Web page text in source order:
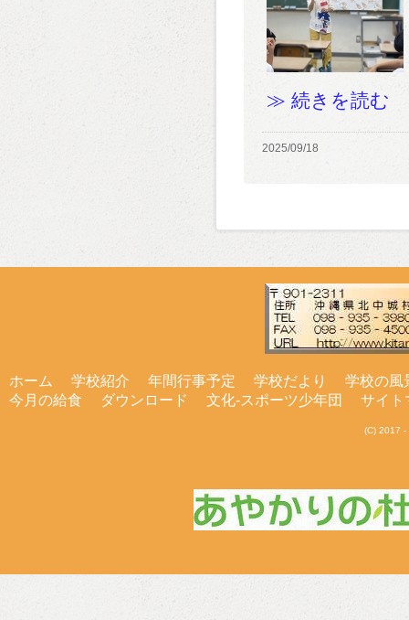
≫ 続きを読む
2025/09/18
ホーム 学校紹介 年間行事予定 学校だより
学校の風
今月の給食
ダウンロード 文化-スポーツ少年団 サイト
(C) 2017 -